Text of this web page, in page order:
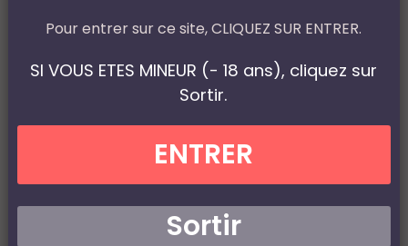
Pour entrer sur ce site, CLIQUEZ SUR ENTRER.
SI VOUS ETES MINEUR (- 18 ans), cliquez sur
Sortir.
ENTRER
Sortir